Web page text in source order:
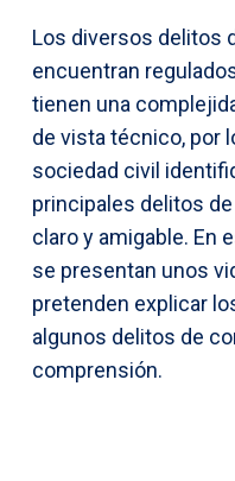
Los diversos delitos
encuentran
tienen una
de vista técnico, por
sociedad civil
principales delitos
claro y amigable. En
se presentan unos
pretenden explicar
algunos delitos de
comprensión.